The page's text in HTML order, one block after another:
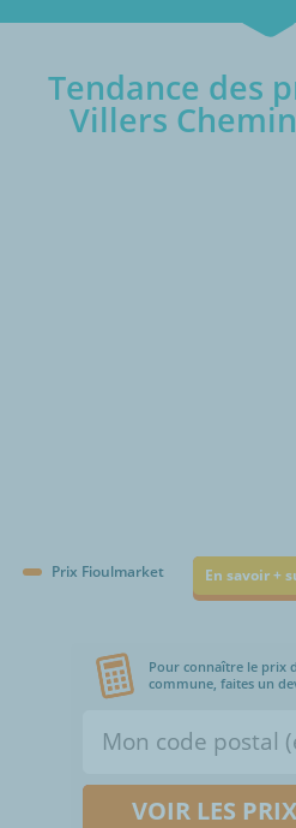
Tendance des
Villers
Prix Fioulmarket En savoir +
Pour connaître le prix
commune, faites un
VOIR LES